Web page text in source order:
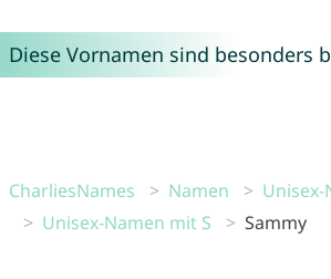
Diese Vornamen sind besonders
CharliesNames Namen
Unisex-
Unisex-Namen mit S
Sammy